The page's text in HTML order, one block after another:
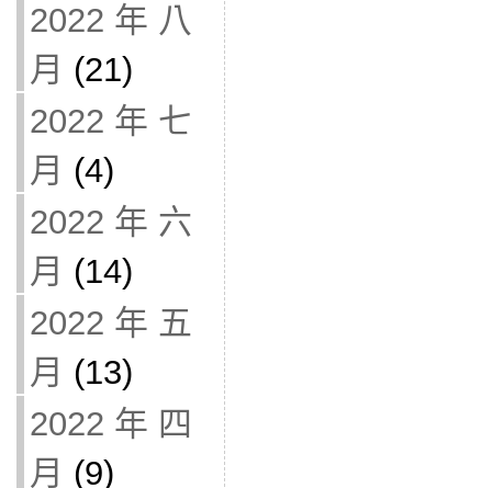
2022 年 八
月 (21)
2022 年 七
月 (4)
2022 年 六
月 (14)
2022 年 五
月 (13)
2022 年 四
月 (9)